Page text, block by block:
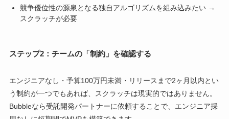
競争優位性の源泉となる独自アルゴリズムを組み込みたい →
スクラッチが必要
ステップ2：チームの「制約」を確認する
エンジニアなし・予算100万円未満・リリースまで2ヶ月以内とい
う制約が一つでもあれば、スクラッチは現実的ではありません。
Bubbleなら受託開発パートナーに依頼することで、エンジニア採